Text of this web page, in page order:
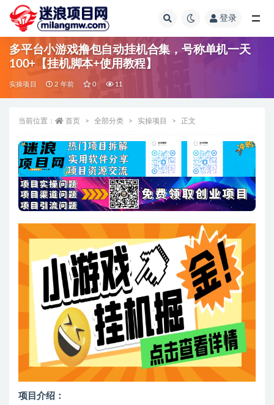
登录
多平台小游戏撸包自动挂机合集，号称单机一天
100+【挂机脚本+使用教程】
实操项目 2 年前 0 11
当前位置： 首页 全部分类 实操项目 正文
项目介绍：
全部